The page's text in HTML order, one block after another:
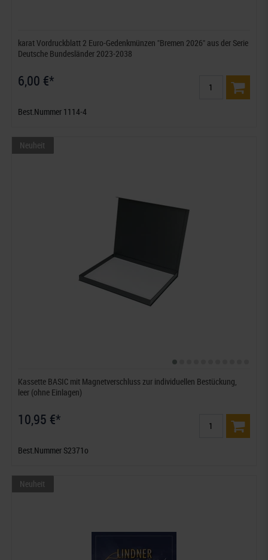
karat Vordruckblatt 2 Euro-Gedenkmünzen "Bremen 2026" aus der Serie
Deutsche Bundesländer 2023-2038
6,00 €*
Best.Nummer 1114-4
Neuheit
Kassette BASIC mit Magnetverschluss zur individuellen Bestückung,
leer (ohne Einlagen)
10,95 €*
Best.Nummer S2371o
Neuheit